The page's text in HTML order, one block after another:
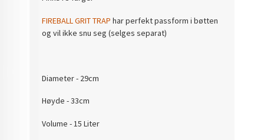
FIREBALL GRIT TRAP har perfekt passform i bøtten
og vil ikke snu seg (selges separat)
Diameter - 29cm
Høyde - 33cm
Volume - 15 Liter